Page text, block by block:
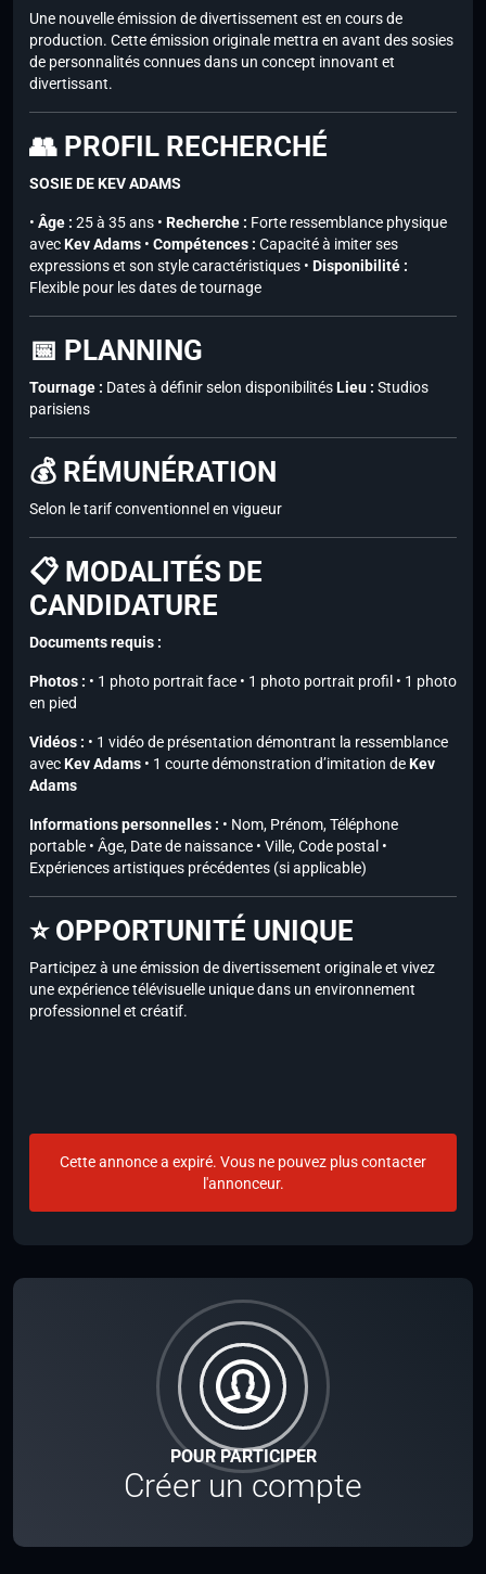
POUR PARTICIPER
Créer un compte
Une nouvelle émission de divertissement est en cours de
production. Cette émission originale mettra en avant des sosies
de personnalités connues dans un concept innovant et
divertissant.
👥 PROFIL RECHERCHÉ
SOSIE DE KEV ADAMS
• Âge : 25 à 35 ans • Recherche : Forte ressemblance physique
avecKev Adams • Compétences : Capacité à imiter ses
expressions et son style caractéristiques • Disponibilité :
Flexible pour les dates de tournage
📅 PLANNING
Tournage : Dates à définir selon disponibilitésLieu : Studios
parisiens
💰 RÉMUNÉRATION
Selon le tarif conventionnel en vigueur
📋 MODALITÉS DE
CANDIDATURE
Documents requis :
Photos : • 1 photo portrait face • 1 photo portrait profil • 1 photo
en pied
Vidéos : • 1 vidéo de présentation démontrant la ressemblance
avecKev Adams • 1 courte démonstration d’imitation deKev
Adams
Informations personnelles : • Nom, Prénom, Téléphone
portable • Âge, Date de naissance • Ville, Code postal •
Expériences artistiques précédentes (si applicable)
⭐ OPPORTUNITÉ UNIQUE
Participez à une émission de divertissement originale et vivez
une expérience télévisuelle unique dans un environnement
professionnel et créatif.
Cette annonce a expiré. Vous ne pouvez plus contacter
l'annonceur.